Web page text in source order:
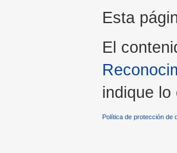
Esta
El
indique lo
Política de protección de